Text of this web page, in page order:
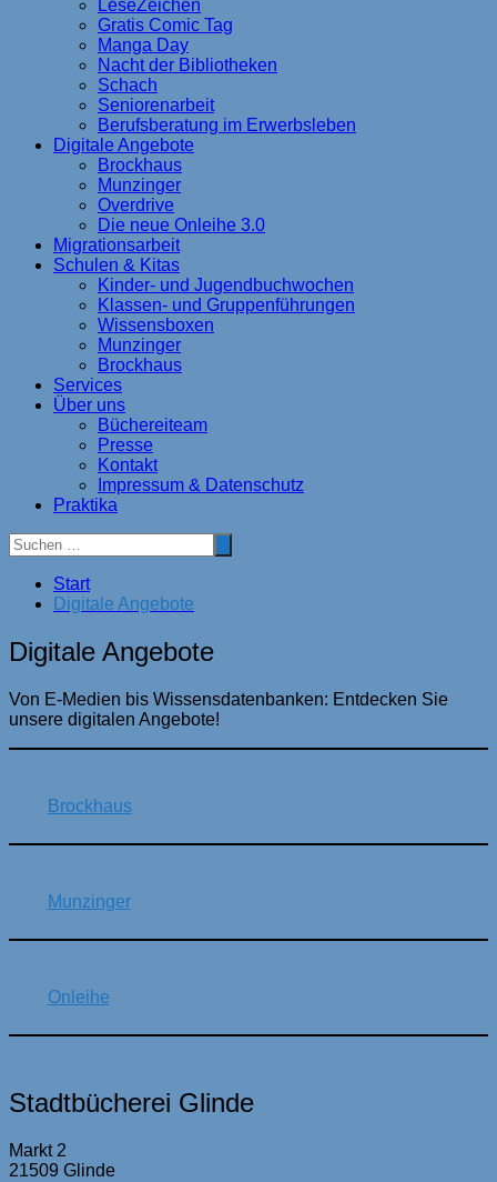
LeseZeichen
Gratis Comic Tag
Manga Day
Nacht der Bibliotheken
Schach
Seniorenarbeit
Berufsberatung im Erwerbsleben
Digitale Angebote
Brockhaus
Munzinger
Overdrive
Die neue Onleihe 3.0
Migrationsarbeit
Schulen & Kitas
Kinder- und Jugendbuchwochen
Klassen- und Gruppenführungen
Wissensboxen
Munzinger
Brockhaus
Services
Über uns
Büchereiteam
Presse
Kontakt
Impressum & Datenschutz
Praktika
Start
Digitale Angebote
Digitale Angebote
Von E-Medien bis Wissensdatenbanken: Entdecken Sie
unsere digitalen Angebote!
Brockhaus
Munzinger
Onleihe
Stadtbücherei Glinde
Markt 2
21509 Glinde